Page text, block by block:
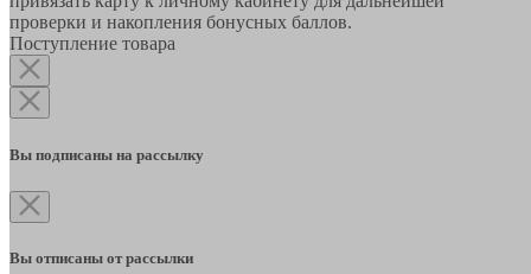
проверки и накопления бонусных баллов.
Поступление товара
Вы подписаны на рассылку
Вы отписаны от рассылки